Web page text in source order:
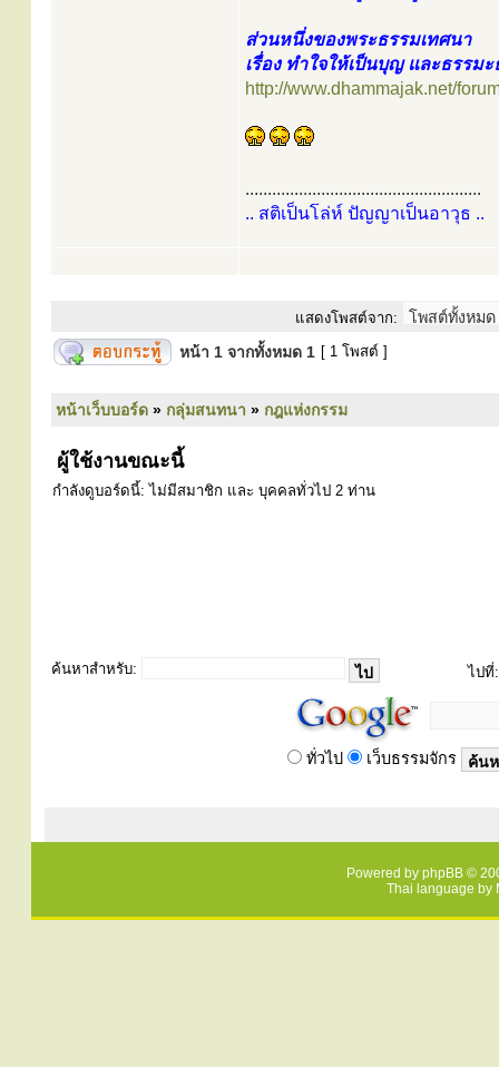
ส่วนหนึ่งของพระธรรมเทศนา
เรื่อง ทำใจให้เป็นบุญ และธรรม
http://www.dhammajak.net/
.....................................................
.. สติเป็นโล่ห์ ปัญญาเป็นอาวุธ ..
แสดงโพสต์จาก:
หน้า 1 จากทั้งหมด 1 [ 1 โพสต์ ]
หน้าเว็บบอร์ด » กลุ่มสนทนา » กฎแห่งกรรม
ผู้ใช้งานขณะนี้
กำลังดูบอร์ดนี้: ไม่มีสมาชิก และ บุคคลทั่วไป 2 ท่าน
ค้นหาสำหรับ: ไปที่:
ทั่วไป เว็บธรรมจักร
Powered by phpBB ©
Thai language by